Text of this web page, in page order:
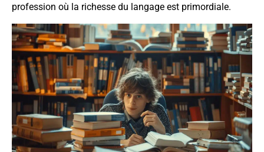
profession où la richesse du langage est primordiale.